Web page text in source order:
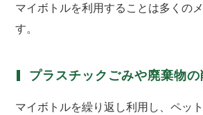
マイボトルを利用することは多くの
す。
プラスチックごみや廃棄物の
マイボトルを繰り返し利用し、ペッ